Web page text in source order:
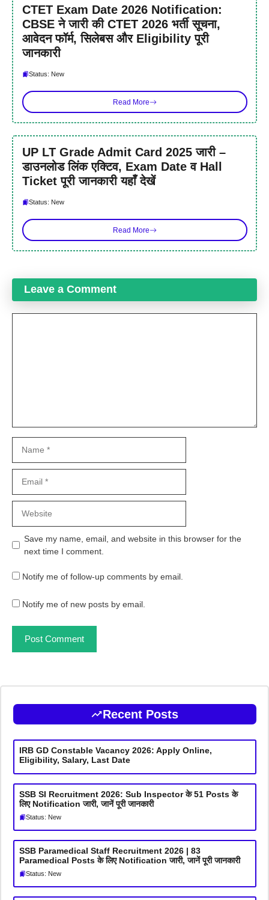
CTET Exam Date 2026 Notification:
CBSE ने जारी की CTET 2026 भर्ती सूचना,
आवेदन फॉर्म, सिलेबस और Eligibility पूरी
जानकारी
Status: New
Read More
UP LT Grade Admit Card 2025 जारी –
डाउनलोड लिंक एक्टिव, Exam Date व Hall
Ticket पूरी जानकारी यहाँ देखें
Status: New
Read More
Leave a Comment
Save my name, email, and website in this browser for the
next time I comment.
Notify me of follow-up comments by email.
Notify me of new posts by email.
Recent Posts
IRB GD Constable Vacancy 2026: Apply Online,
Eligibility, Salary, Last Date
SSB SI Recruitment 2026: Sub Inspector के 51 Posts के
लिए Notification जारी, जानें पूरी जानकारी
Status: New
SSB Paramedical Staff Recruitment 2026 | 83
Paramedical Posts के लिए Notification जारी, जानें पूरी जानकारी
Status: New